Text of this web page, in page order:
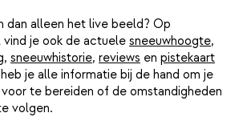
dan alleen het live beeld? Op
je ook de actuele sneeuwhoogte,
, sneeuwhistorie, reviews en pistekaart
je alle informatie bij de hand om je
te bereiden of de omstandigheden
volgen.